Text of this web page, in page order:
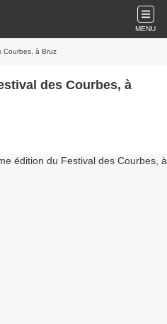
MENU
Courbes, à Bruz
des Courbes, à